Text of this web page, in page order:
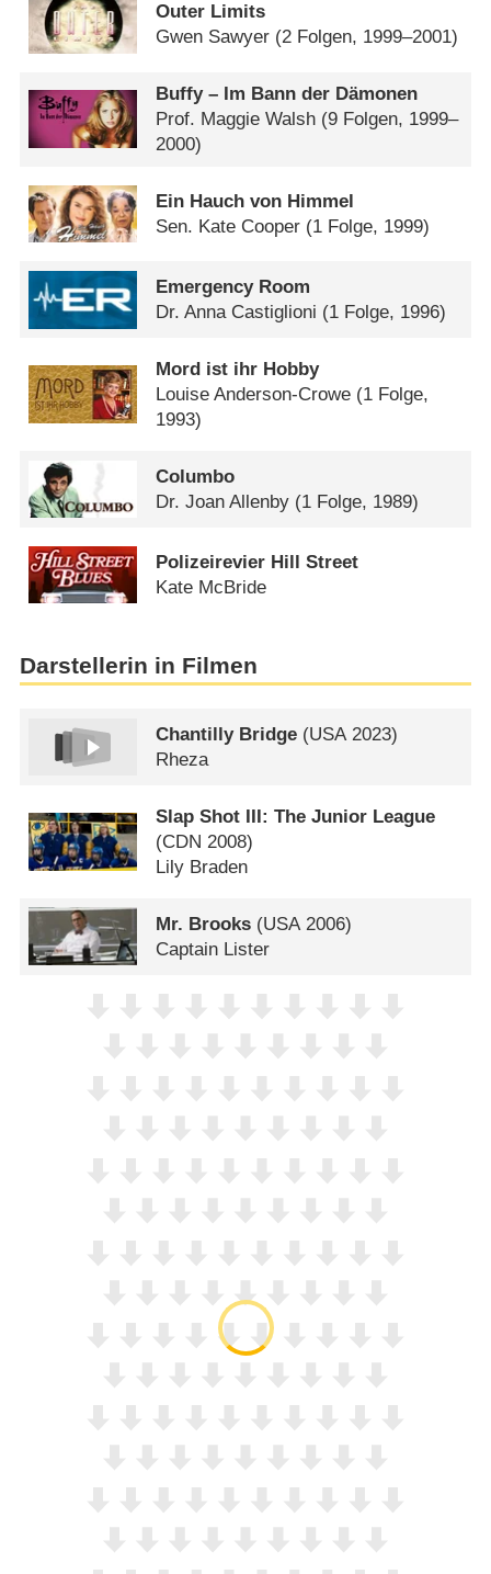
Outer Limits
Gwen Sawyer (2 Folgen, 1999–2001)
Buffy – Im Bann der Dämonen
Prof. Maggie Walsh (9 Folgen, 1999–
2000)
Ein Hauch von Himmel
Sen. Kate Cooper (1 Folge, 1999)
Emergency Room
Dr. Anna Castiglioni (1 Folge, 1996)
Mord ist ihr Hobby
Louise Anderson-Crowe (1 Folge,
1993)
Columbo
Dr. Joan Allenby (1 Folge, 1989)
Polizeirevier Hill Street
Kate McBride
Darstellerin in Filmen
Chantilly Bridge (USA2023)
Rheza
Slap Shot III: The Junior League
(CDN 2008)
Lily Braden
Mr. Brooks (USA 2006)
Captain Lister